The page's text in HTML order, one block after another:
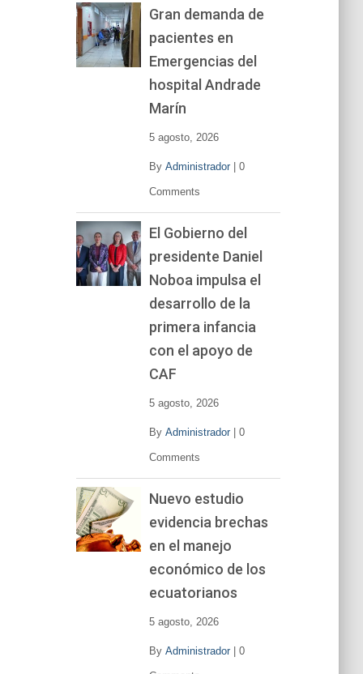
Gran demanda de
pacientes en
Emergencias del
hospital Andrade
Marín
5 agosto, 2026
By Administrador| 0
Comments
El Gobierno del
presidente Daniel
Noboa impulsa el
desarrollo de la
primera infancia
con el apoyo de
CAF
5 agosto, 2026
By Administrador| 0
Comments
Nuevo estudio
evidencia brechas
en el manejo
económico de los
ecuatorianos
5 agosto, 2026
By Administrador| 0